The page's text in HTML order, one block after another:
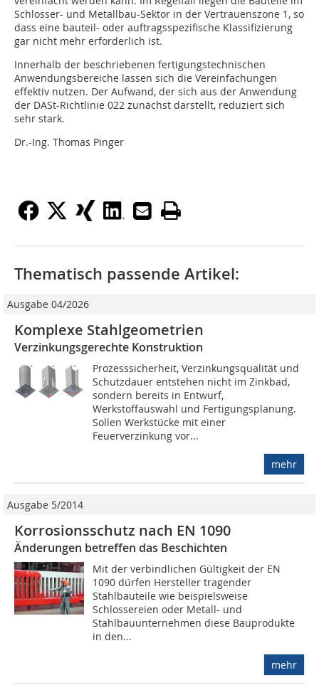
Schlosser- und Metallbau-Sektor in der Vertrauenszone 1, so
dass eine bauteil- oder auftragsspezifische Klassifizierung
gar nicht mehr erforderlich ist.
Innerhalb der beschriebenen fertigungstechnischen
Anwendungsbereiche lassen sich die Vereinfachungen
effektiv nutzen. Der Aufwand, der sich aus der Anwendung
der DASt-Richtlinie 022 zunächst darstellt, reduziert sich
sehr stark.
Dr.-Ing. Thomas Pinger
Thematisch passende Artikel:
Ausgabe 04/2026
Komplexe Stahlgeometrien
Verzinkungsgerechte Konstruktion
Prozesssicherheit, Verzinkungsqualität und
Schutzdauer entstehen nicht im Zinkbad,
sondern bereits in Entwurf,
Werkstoffauswahl und Fertigungsplanung.
Sollen Werkstücke mit einer
Feuerverzinkung vor...
mehr
Ausgabe 5/2014
Korrosionsschutz nach EN 1090
Änderungen betreffen das Beschichten
Mit der verbindlichen Gültigkeit der EN
1090 dürfen Hersteller tragender
Stahlbauteile wie beispielsweise
Schlossereien oder Metall- und
Stahlbauunternehmen diese Bauprodukte
in den...
mehr